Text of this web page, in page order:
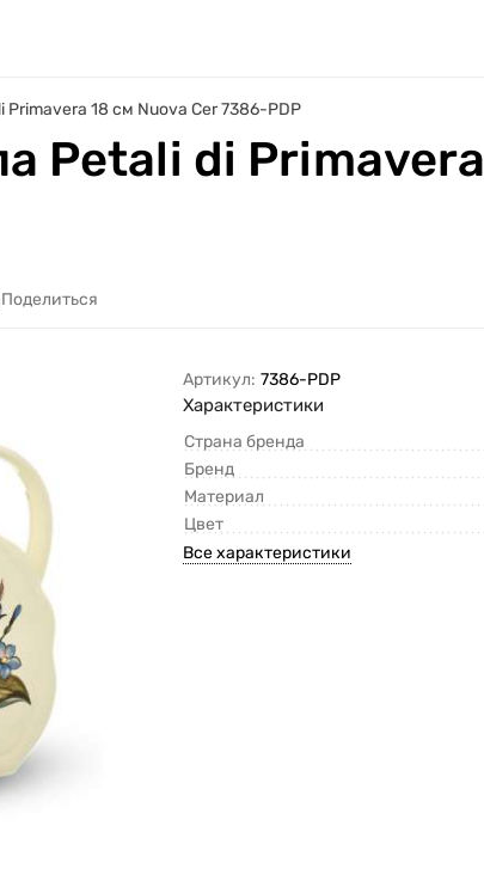
18 см Nuova Cer 7386-PDP
Petali di
Поделиться
Артикул: 7386-PDP
Характеристики
Страна бренда
Бренд
Материал
Цвет
Все характеристики